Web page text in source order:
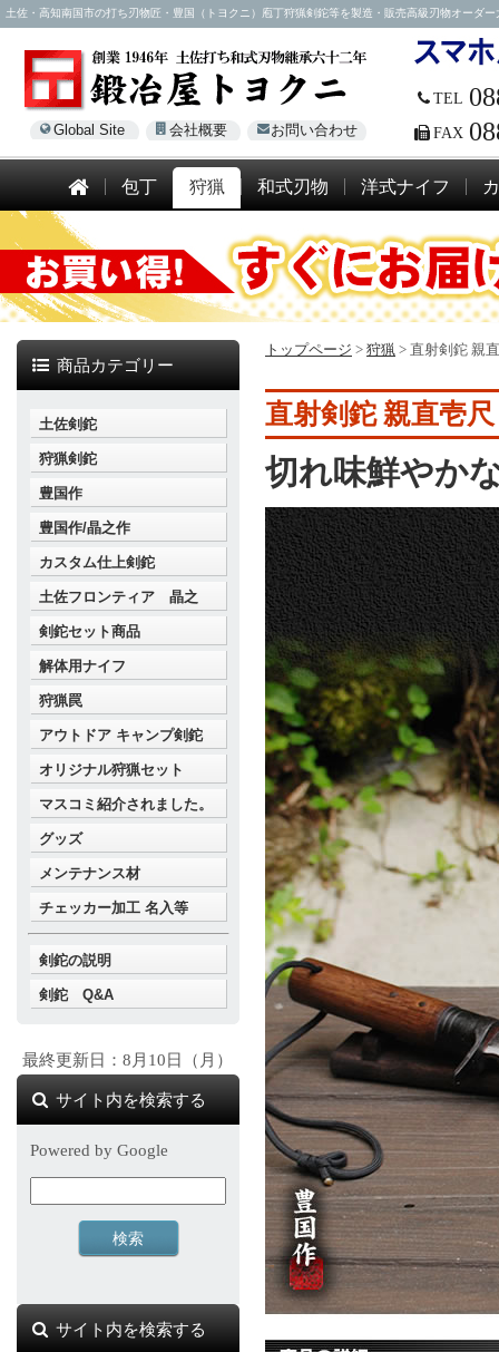
土佐・高知南国市の打ち刃物匠・豊国（トヨクニ）庖丁狩猟剣鉈等を製造・販売高級刃物オーダ
Global Site 会社概要 お問い合わせ
TEL
FAX
包丁 狩猟 和式刃物 洋式ナイフ
トップページ > 狩猟 > 直射剣鉈 親
直射剣鉈 親直壱
切れ味鮮やか
商品カテゴリー
土佐剣鉈
狩猟剣鉈
豊国作
豊国作/晶之作
カスタム仕上剣鉈
土佐フロンティア 晶之
剣鉈セット商品
解体用ナイフ
狩猟罠
アウトドア キャンプ剣鉈
オリジナル狩猟セット
マスコミ紹介されました。
グッズ
メンテナンス材
チェッカー加工 名入等
剣鉈の説明
剣鉈 Q&A
最終更新日：8月10日（月）
サイト内を検索する
Powered by Google
サイト内を検索する